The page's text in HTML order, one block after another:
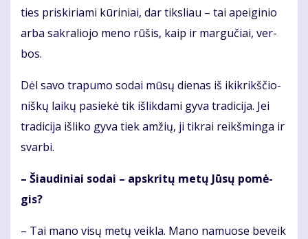
ties pri­ski­ria­mi kū­ri­niai, dar tiks­liau – tai apei­gi­nio
ar­ba sak­ra­lio­jo me­no rū­šis, kaip ir mar­gu­čiai, ver­
bos.
Dėl sa­vo tra­pu­mo so­dai mū­sų die­nas iš ikik­rikš­čio­
niš­kų lai­kų pa­sie­kė tik iš­lik­da­mi gy­va tra­di­ci­ja. Jei
tra­di­ci­ja iš­li­ko gy­va tiek am­žių, ji tik­rai reikš­min­ga ir
svar­bi.
– Šiau­di­niai so­dai – ap­skri­tų me­tų Jū­sų po­mė­
gis?
– Tai ma­no vi­sų me­tų veik­la. Ma­no na­muo­se be­veik